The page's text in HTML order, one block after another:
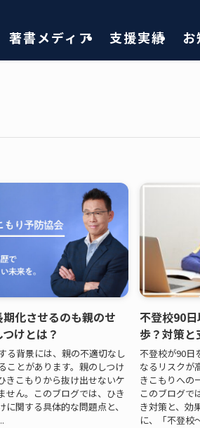
著書メディア 支援実績 お
化させるのも親のせ
けとは？
る背景には、親の不適切なし
ことがあります。親のしつけ
きこもりから抜け出せないケ
せん。このブログでは、ひき
に関する具体的な問題点と、
不登校90
歩？対策と
不登校が90日
なるリスクが
きこもりへの
このブログで
き対策と、効
に、「不登校